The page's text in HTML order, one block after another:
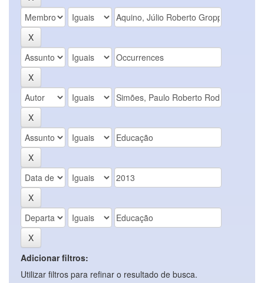
Adicionar filtros:
Utilizar filtros para refinar o resultado de busca.